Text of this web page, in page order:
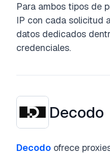
Para ambos tipos de
IP con cada solicitud
datos dedicados
credenciales.
Decodo
Decodo ofrece